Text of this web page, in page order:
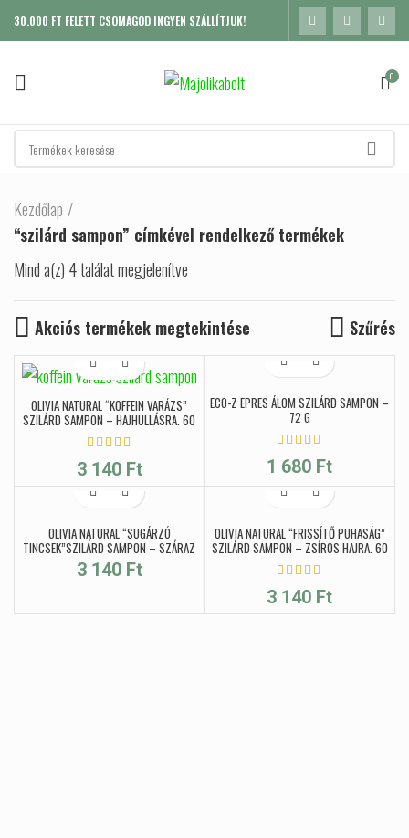
30.000 FT FELETT CSOMAGOD INGYEN SZÁLLÍTJUK!
0
Kezdőlap
“szilárd sampon” címkével rendelkező termékek
Mind a(z) 4 találat megjelenítve
Akciós termékek megtekintése Szűrés
OLIVIA NATURAL “KOFFEIN VARÁZS”
SZILÁRD SAMPON – HAJHULLÁSRA, 60
G
3 140 Ft
ECO-Z EPRES ÁLOM SZILÁRD SAMPON –
72 G
1 680 Ft
OLIVIA NATURAL “SUGÁRZÓ
TINCSEK”SZILÁRD SAMPON – SZÁRAZ
HAJRA, 60 G
3 140 Ft
OLIVIA NATURAL “FRISSÍTŐ PUHASÁG”
SZILÁRD SAMPON – ZSÍROS HAJRA, 60
G
3 140 Ft